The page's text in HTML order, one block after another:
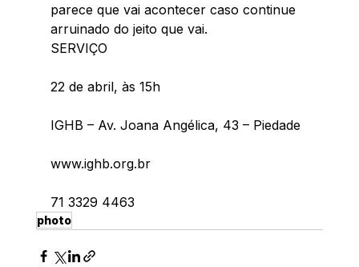
parece que vai acontecer caso continue
arruinado do jeito que vai.
SERVIÇO
22 de abril, às 15h
IGHB – Av. Joana Angélica, 43 – Piedade
www.ighb.org.br
71 3329 4463
photo